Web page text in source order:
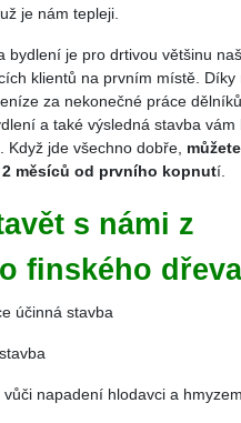
je nám tepleji.
bydlení je pro drtivou většinu
klientů na prvním místě. Díky
za nekonečné práce
a také výsledná stavba vám
Když jde všechno dobře,
měsíců od prvního kopnutí.
s námi z
finského
účinná stavba
napadení hlodavci a hmyzem